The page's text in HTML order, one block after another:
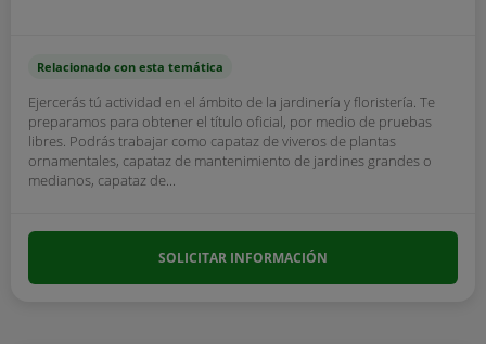
Relacionado con esta temática
Ejercerás tú actividad en el ámbito de la jardinería y floristería. Te
preparamos para obtener el título oficial, por medio de pruebas
libres. Podrás trabajar como capataz de viveros de plantas
ornamentales, capataz de mantenimiento de jardines grandes o
medianos, capataz de...
SOLICITAR INFORMACIÓN